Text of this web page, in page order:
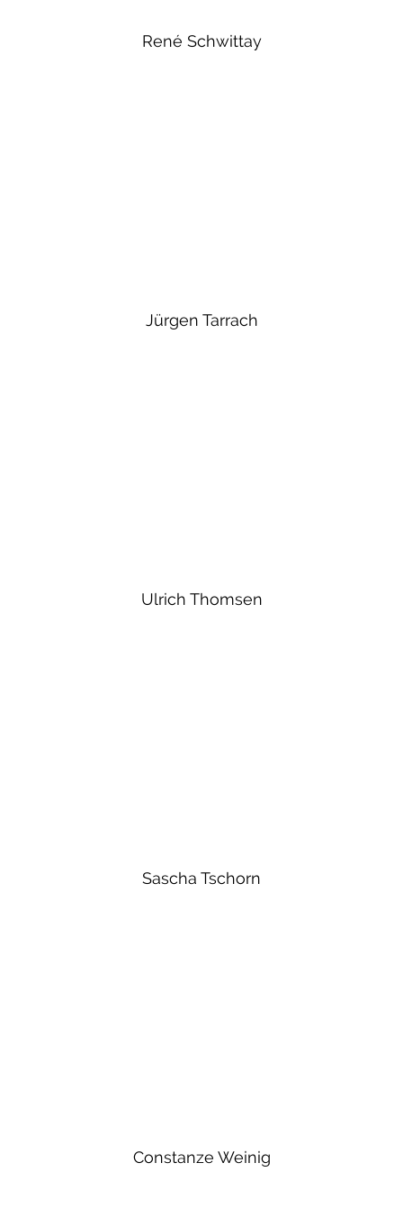
René Schwittay
Jürgen Tarrach
Ulrich Thomsen
Sascha Tschorn
Constanze Weinig